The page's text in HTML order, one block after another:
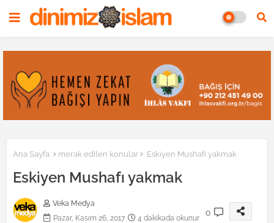
Ana Sayfa merak edilen konular Eskiyen Mushafı yakmak
Eskiyen Mushafı yakmak
Veka Medya
Pazar, Kasım 26, 2017
4 dakikada okunur
0